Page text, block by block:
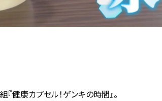
健康カプセル！ゲンキの時間』。